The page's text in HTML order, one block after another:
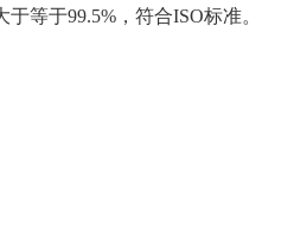
等于99.5%，符合ISO标准。